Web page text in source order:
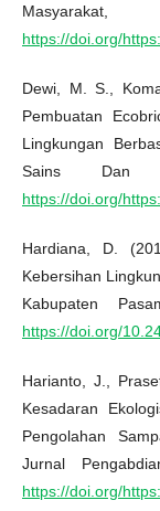
https://doi.org/
Dewi, M. S.,
Pembuatan
Lingkungan
Sains Dan
https://doi.org/
Hardiana, D.
Kebersihan
Kabupaten
https://doi.org/
Harianto, J.,
Kesadaran
Pengolahan
Jurnal
https://doi.org/